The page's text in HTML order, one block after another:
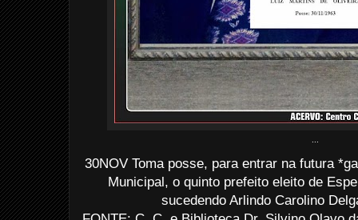
30NOV Toma posse, para entrar na futura
Municipal, o quinto prefeito eleito de
sucedendo Arlindo Carolino